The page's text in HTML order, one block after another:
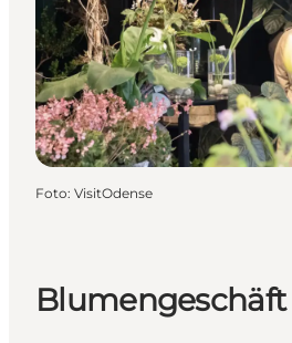
Foto: VisitOdense
Blumengeschäft